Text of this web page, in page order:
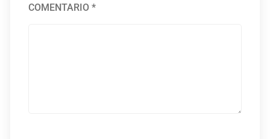
COMENTARIO*